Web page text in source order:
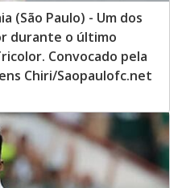
(São Paulo) - Um dos
durante o último
Convocado pela
Chiri/Saopaulofc.net